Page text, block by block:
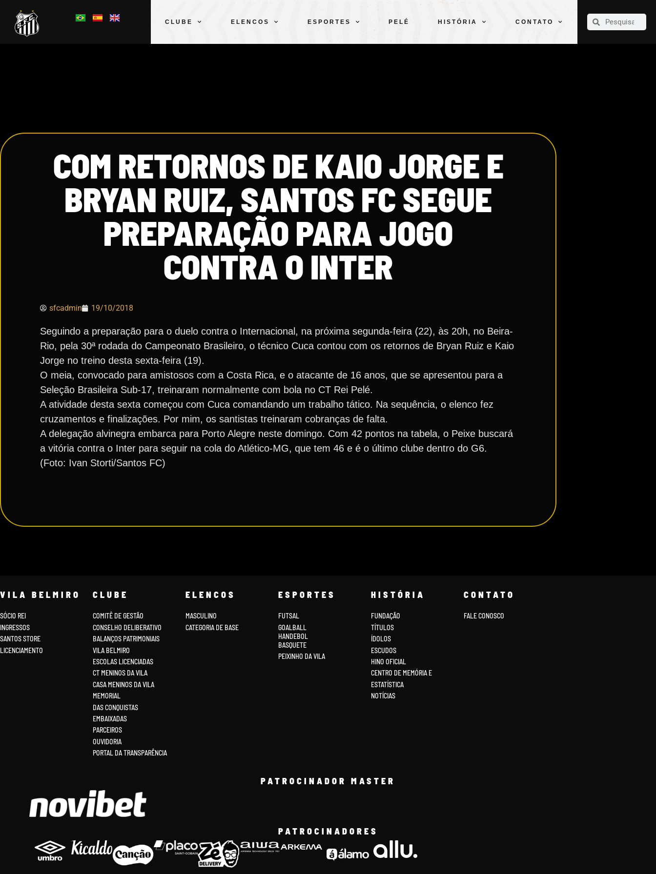
CLUBE ELENCOS ESPORTES PELÉ HISTÓRIA CONTATO
CLUBE
COM RETORNOS DE KAIO JORGE E
BRYAN RUIZ, SANTOS FC SEGUE
PREPARAÇÃO PARA JOGO
CONTRA O INTER
sfcadmin 19/10/2018
Seguindo a preparação para o duelo contra o Internacional, na próxima segunda-feira (22), às 20h, no Beira-
Rio, pela 30ª rodada do Campeonato Brasileiro, o técnico Cuca contou com os retornos de Bryan Ruiz e Kaio
Jorge no treino desta sexta-feira (19).
O meia, convocado para amistosos com a Costa Rica, e o atacante de 16 anos, que se apresentou para a
Seleção Brasileira Sub-17, treinaram normalmente com bola no CT Rei Pelé.
A atividade desta sexta começou com Cuca comandando um trabalho tático. Na sequência, o elenco fez
cruzamentos e finalizações. Por mim, os santistas treinaram cobranças de falta.
A delegação alvinegra embarca para Porto Alegre neste domingo. Com 42 pontos na tabela, o Peixe buscará
a vitória contra o Inter para seguir na cola do Atlético-MG, que tem 46 e é o último clube dentro do G6.
(Foto: Ivan Storti/Santos FC)
VILA BELMIRO
SÓCIO REI
INGRESSOS
SANTOS STORE
LICENCIAMENTO
CLUBE
COMITÊ DE GESTÃO
CONSELHO DELIBERATIVO
BALANÇOS PATRIMONIAIS
VILA BELMIRO
ESCOLAS LICENCIADAS
CT MENINOS DA VILA
CASA MENINOS DA VILA
MEMORIAL
DAS CONQUISTAS
EMBAIXADAS
PARCEIROS
OUVIDORIA
PORTAL DA TRANSPARÊNCIA
ELENCOS
MASCULINO
CATEGORIA DE BASE
ESPORTES
FUTSAL
GOALBALL
HANDEBOL
BASQUETE
PEIXINHO DA VILA
HISTÓRIA
FUNDAÇÃO
TÍTULOS
ÍDOLOS
ESCUDOS
HINO OFICIAL
CENTRO DE MEMÓRIA E
ESTATÍSTICA
NOTÍCIAS
CONTATO
FALE CONOSCO
PATROCINADOR MASTER
PATROCINADORES